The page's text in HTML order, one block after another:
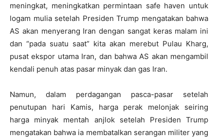
meningkat, meningkatkan permintaan safe haven untuk
logam mulia setelah Presiden Trump mengatakan bahwa
AS akan menyerang Iran dengan sangat keras malam ini
dan “pada suatu saat” kita akan merebut Pulau Kharg,
pusat ekspor utama Iran, dan bahwa AS akan mengambil
kendali penuh atas pasar minyak dan gas Iran.
Namun, dalam perdagangan pasca-pasar setelah
penutupan hari Kamis, harga perak melonjak seiring
harga minyak mentah anjlok setelah Presiden Trump
mengatakan bahwa ia membatalkan serangan militer yang